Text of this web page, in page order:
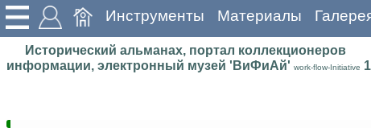
Инструменты Материалы
Исторический альманах, портал коллекционеров
информации, электронный музей 'ВиФиАй' work-flow-Initiative